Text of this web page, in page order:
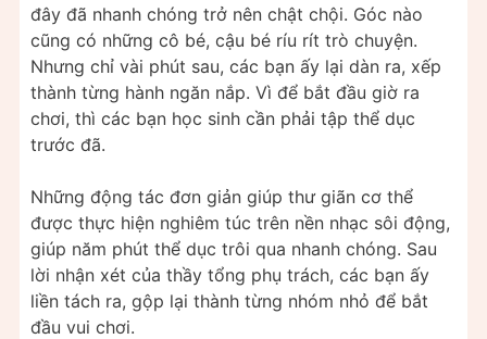
đây đã nhanh chóng trở nên chật chội. Góc nào
cũng có những cô bé, cậu bé ríu rít trò chuyện.
Nhưng chỉ vài phút sau, các bạn ấy lại dàn ra, xếp
thành từng hành ngăn nắp. Vì để bắt đầu giờ ra
chơi, thì các bạn học sinh cần phải tập thể dục
trước đã.
Những động tác đơn giản giúp thư giãn cơ thể
được thực hiện nghiêm túc trên nền nhạc sôi động,
giúp năm phút thể dục trôi qua nhanh chóng. Sau
lời nhận xét của thầy tổng phụ trách, các bạn ấy
liền tách ra, gộp lại thành từng nhóm nhỏ để bắt
đầu vui chơi.